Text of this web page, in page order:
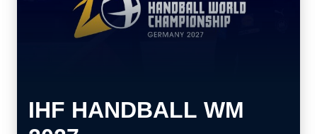
IHF HANDBALL WM